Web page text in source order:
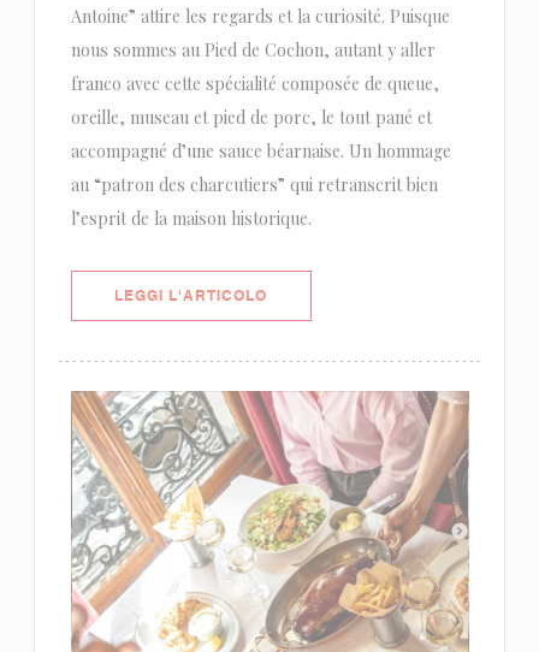
Antoine” attire les regards et la curiosité. Puisque
nous sommes au Pied de Cochon, autant y aller
franco avec cette spécialité composée de queue,
oreille, museau et pied de porc, le tout pané et
accompagné d’une sauce béarnaise. Un hommage
au “patron des charcutiers” qui retranscrit bien
l’esprit de la maison historique.
LEGGI L'ARTICOLO